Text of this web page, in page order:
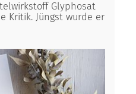
Glyphosat
Kritik. Jüngst wurde er